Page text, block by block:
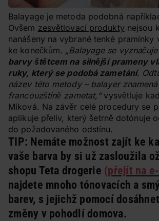
Balayage je metoda podobná
Ovšem zesvětlovací produkty nejsou
nanášeny na vybrané tenké pramínky
ke konečkům. „Balayage se vyznačuje
barvy štětcem na silnější prameny
ruky, který se podobá zametání.
název této metody – balayer
francouzštině zametat,“ vysvětluje
Míková. Na závěr celé procedury se
aplikuje přeliv, který šetrně dotónuje
do požadovaného odstínu.
TIP: Nemáte možnost zajít ke
vaše barva by si už zasloužila
shopu Teta drogerie (přejít na
najdete mnoho tónovacích a
barev, s jejichž pomocí
změny v pohodlí domova.